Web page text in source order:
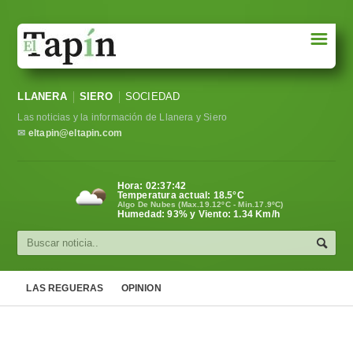
Sociedad
Política
Cultura
☰
LLANERA SIERO SOCIEDAD
Las noticias y la información de Llanera y Siero
✉ eltapin@eltapin.com
Hora: 02:37:43
Temperatura actual: 18.5°C
Algo De Nubes (Max.19.12ºC - Min.17.9ºC)
Humedad: 93% y Viento: 1.34 Km/h
LAS REGUERAS OPINION